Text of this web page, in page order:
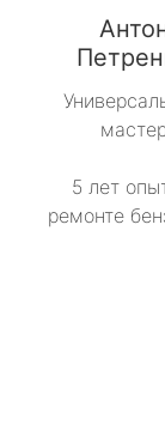
5 лет
ремонте